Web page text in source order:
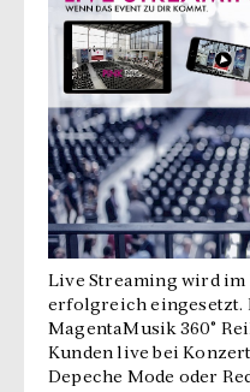
Live Streaming wird
erfolgreich eingesetzt.
MagentaMusik 360°
Kunden live bei
Depeche Mode oder